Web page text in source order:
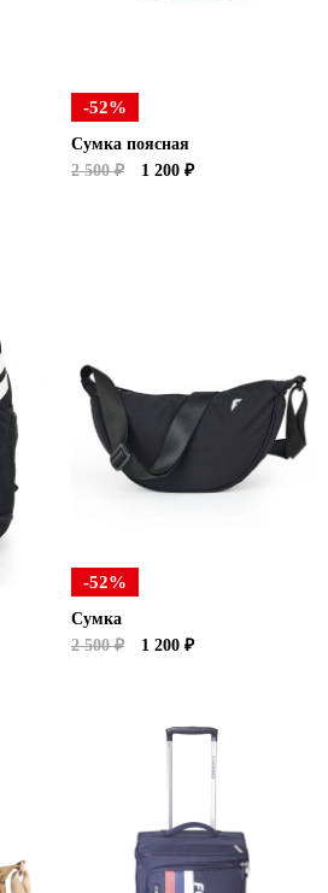
-52%
Сумка поясная
2 500 ₽
1 200 ₽
-52%
Сумка
2 500 ₽
1 200 ₽